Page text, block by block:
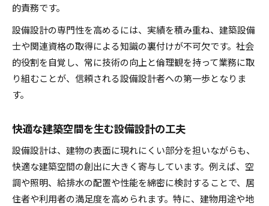
的責務です。
設備設計の専門性を高めるには、実績を積み重ね、建築設備
士や関連資格の取得による知識の裏付けが不可欠です。社会
的役割を自覚し、常に技術の向上と倫理観を持って業務に取
り組むことが、信頼される設備設計者への第一歩となりま
す。
快適な建築空間を生む設備設計の工夫
設備設計は、建物の表面に現れにくい部分を担いながらも、
快適な建築空間の創出に大きく寄与しています。例えば、空
調や照明、給排水の配置や性能を綿密に検討することで、居
住者や利用者の満足度を高められます。特に、建物用途や地